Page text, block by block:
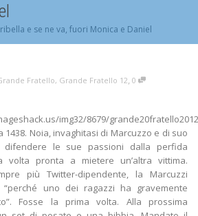
e se ne va, fuori Monica e Daniel
Fratello, Grande Fratello 12, 0
img32/8679/
1438. Noia, invaghitasi di Marcuzzo e di suo
difendere le sue passioni dalla perfida
volta pronta a mietere un’altra vittima.
più Twitter-dipendente, la Marcuzzi
uno dei ragazzi ha gravemente
Fosse la prima volta. Alla prossima